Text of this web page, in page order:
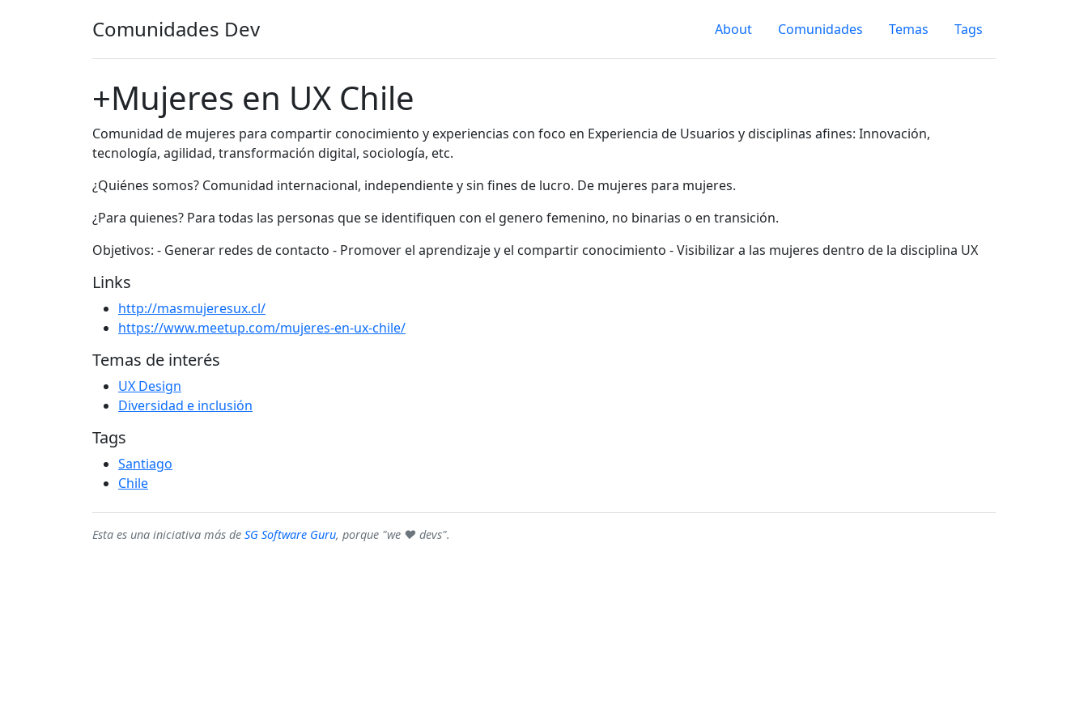
Comunidades Dev About Comunidades Temas Tags
+Mujeres en UX Chile
Comunidad de mujeres para compartir conocimiento y experiencias con foco en Experiencia de Usuarios y disciplinas afines: Innovación,
tecnología, agilidad, transformación digital, sociología, etc.
¿Quiénes somos? Comunidad internacional, independiente y sin fines de lucro. De mujeres para mujeres.
¿Para quienes? Para todas las personas que se identifiquen con el genero femenino, no binarias o en transición.
Objetivos: - Generar redes de contacto - Promover el aprendizaje y el compartir conocimiento - Visibilizar a las mujeres dentro de la disciplina UX
Links
http://masmujeresux.cl/
https://www.meetup.com/mujeres-en-ux-chile/
Temas de interés
UX Design
Diversidad e inclusión
Tags
Santiago
Chile
Esta es una iniciativa más de SG Software Guru, porque "we ♥ devs".